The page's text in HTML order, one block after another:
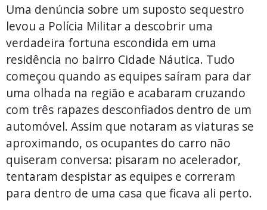
Uma denúncia sobre um suposto sequestro
levou a Polícia Militar a descobrir uma
verdadeira fortuna escondida em uma
residência no bairro Cidade Náutica. Tudo
começou quando as equipes saíram para dar
uma olhada na região e acabaram cruzando
com três rapazes desconfiados dentro de um
automóvel. Assim que notaram as viaturas se
aproximando, os ocupantes do carro não
quiseram conversa: pisaram no acelerador,
tentaram despistar as equipes e correram
para dentro de uma casa que ficava ali perto.